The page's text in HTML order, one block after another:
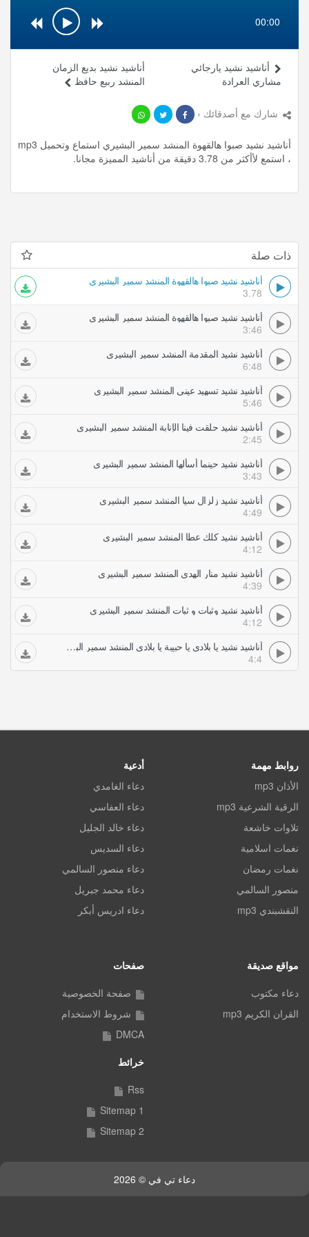
00:00
أناشيد نشيد بديع الزمان
المنشد رببع حافظ
أناشيد نشيد يارجائي
مشاري العرادة
شارك مع أصدقائك ›
أناشيد نشيد صبوا هالقهوة المنشد سمير البشيري استماع وتحميل mp3
، استمع لأأكثر من 3.78 دقيقة من أناشيد المميزة مجانا.
ذات صلة
أناشيد نشيد صبوا هالقهوة المنشد سمير البشيري
3.78
أناشيد نشيد صبوا هالقهوة المنشد سمير البشيري
3:46
أناشيد نشيد المقدمة المنشد سمير البشيري
6:48
أناشيد نشيد تسهيد عيني المنشد سمير البشيري
5:46
أناشيد نشيد حلقت فينا الإنابة المنشد سمير البشيري
2:45
أناشيد نشيد حينما أسألها المنشد سمير البشيري
3:43
أناشيد نشيد زلزال سيا المنشد سمير البشيري
4:49
أناشيد نشيد كلك عطا المنشد سمير البشيري
4:12
أناشيد نشيد منار الهدى المنشد سمير البشيري
4:39
أناشيد نشيد وثبات و ثبات المنشد سمير البشيري
4:12
أناشيد نشيد يا بلادي يا حبيبة يا بلادي المنشد سمير البشيري
4:4
روابط مهمة
الأذان mp3
الرقية الشرعية mp3
تلاوات خاشعة
نغمات اسلامية
نغمات رمضان
منصور السالمي
النقشبندي mp3
أدعية
دعاء الغامدي
دعاء العفاسي
دعاء خالد الجليل
دعاء السديس
دعاء منصور السالمي
دعاء محمد جبريل
دعاء ادريس أبكر
مواقع صديقة
دعاء مكتوب
القران الكريم mp3
صفحات
صفحة الخصوصية
شروط الاستخدام
DMCA
خرائط
Rss
Sitemap 1
Sitemap 2
دعاء تي في © 2026